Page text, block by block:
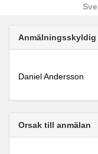
Anmälningsskyldig
Daniel Andersson
Orsak till anmälan